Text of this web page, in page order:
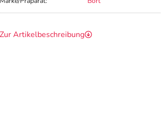
Zur Artikelbeschreibung